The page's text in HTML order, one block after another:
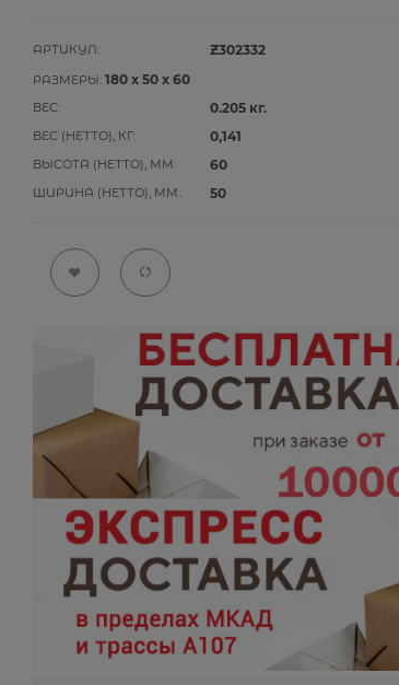
АРТИКУЛ: Z302332
РАЗМЕРЫ: 180 x 50 x 60
ВЕС: 0.205кг.
ВЕС (НЕТТО), КГ: 0,141
ВЫСОТА (НЕТТО), ММ: 60
ШИРИНА (НЕТТО), ММ: 50